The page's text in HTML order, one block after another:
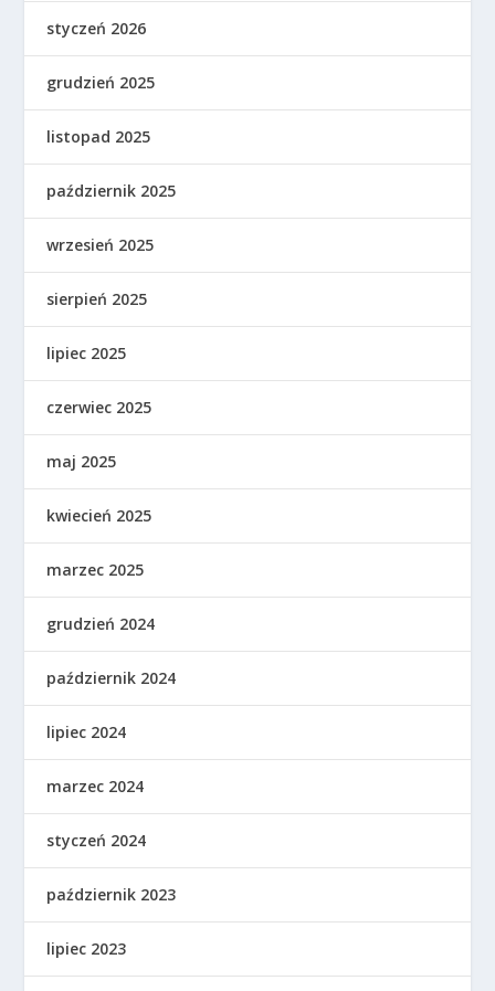
styczeń 2026
grudzień 2025
listopad 2025
październik 2025
wrzesień 2025
sierpień 2025
lipiec 2025
czerwiec 2025
maj 2025
kwiecień 2025
marzec 2025
grudzień 2024
październik 2024
lipiec 2024
marzec 2024
styczeń 2024
październik 2023
lipiec 2023